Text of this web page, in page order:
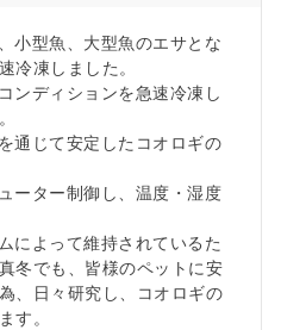
小型魚、大型魚のエサとな
冷凍しました。
ンディションを急速冷凍し
通じて安定したコオロギの
ーター制御し、温度・湿度
によって維持されているた
冬でも、皆様のペットに安
、日々研究し、コオロギの
す。